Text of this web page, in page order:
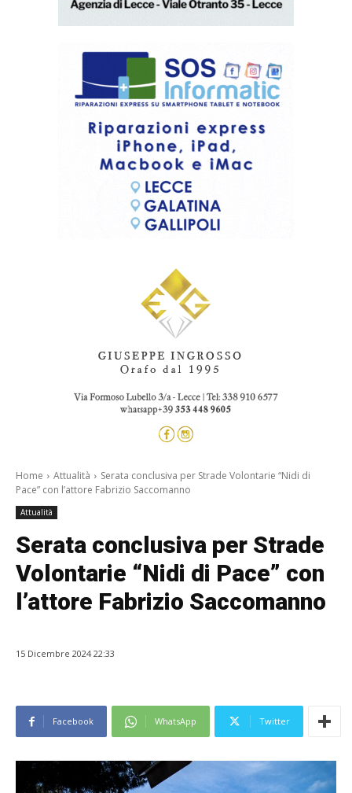
Home Attualità
Serata conclusiva per Strade Volontarie “Nidi di
Pace” con l’attore Fabrizio Saccomanno
Attualità
Serata conclusiva per Strade
Volontarie “Nidi di Pace” con
l’attore Fabrizio Saccomanno
15 Dicembre 2024 22:33
Facebook WhatsApp Twitter